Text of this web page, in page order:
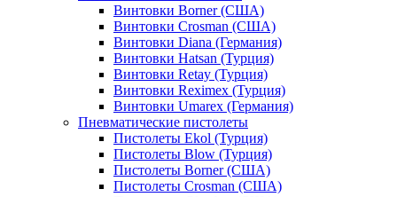
Винтовки Borner (США)
Винтовки Crosman (США)
Винтовки Diana (Германия)
Винтовки Hatsan (Турция)
Винтовки Retay (Турция)
Винтовки Reximex (Турция)
Винтовки Umarex (Германия)
Пневматические пистолеты
Пистолеты Ekol (Турция)
Пистолеты Blow (Турция)
Пистолеты Borner (США)
Пистолеты Crosman (США)